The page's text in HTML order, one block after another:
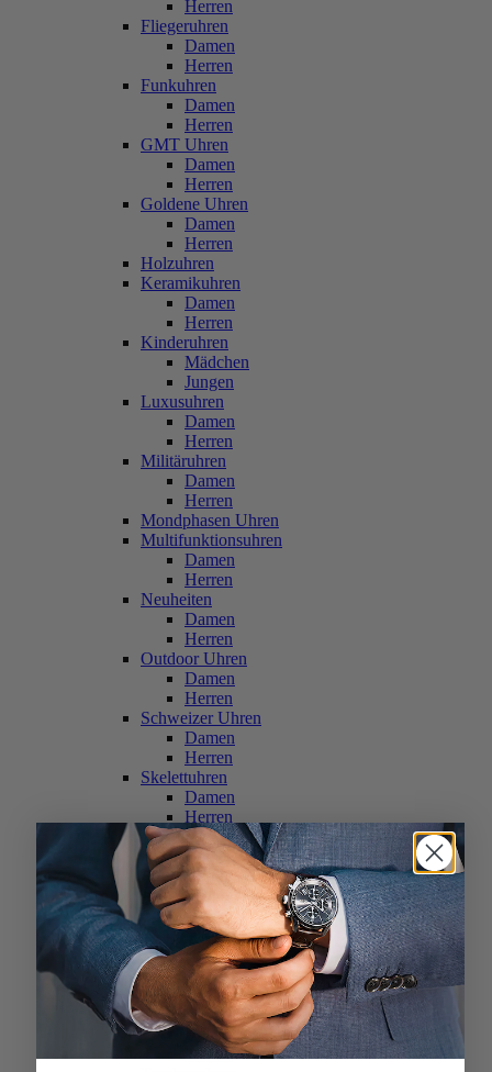
Herren
Fliegeruhren
Damen
Herren
Funkuhren
Damen
Herren
GMT Uhren
Damen
Herren
Goldene Uhren
Damen
Herren
Holzuhren
Keramikuhren
Damen
Herren
Kinderuhren
Mädchen
Jungen
Luxusuhren
Damen
Herren
Militäruhren
Damen
Herren
Mondphasen Uhren
Multifunktionsuhren
Damen
Herren
Neuheiten
Damen
Herren
Outdoor Uhren
Damen
Herren
Schweizer Uhren
Damen
Herren
Skelettuhren
Damen
Herren
Smartwatches
Damen
Herren
Solaruhren
Herren
Damen
Sportuhren
Damen
Herren
Swarovski & Edelsteine
Damen
Herren